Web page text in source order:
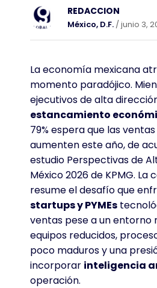
REDACCION
México, D.F. / junio 3,
La economía mexicana
momento paradójico.
ejecutivos de alta
estancamiento
79% espera que las
aumenten este año, de
estudio Perspectivas de
México 2026 de KPMG.
resume el desafío que
startups y PYMEs
ventas pese a un entorno
equipos reducidos,
poco maduros y una
incorporar inteligencia
operación.